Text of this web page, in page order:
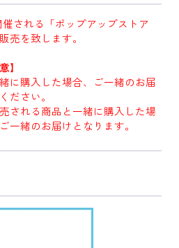
催される「ポップアップストア
売を致します。
】
に購入した場合、ご一緒のお届
ださい。
される商品と一緒に購入した場
一緒のお届けとなります。